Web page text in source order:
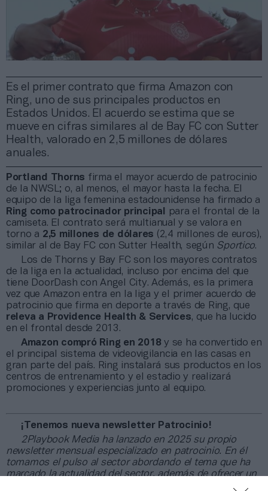
Es el primer contrato que firma Amazon con
Ring, uno de sus principales productos en
Estados Unidos. El acuerdo se estima que se
mueve en cifras similares al de Bay FC con Sutter
Health, valorado en 2,5 millones de dólares
anuales.
Portland Thorns firma el mayor acuerdo de patrocinio
de la NWSL; o, al menos, el mayor hasta la fecha. El
equipo de la liga femenina estadounidense ha firmado a
Ring como patrocinador principal
para el frontal de la
camiseta. El contrato será multianual y se valora en
torno a 2,5 millones de dólares (2,4 millones de euros),
similar al de Bay FC con Sutter Health, según Sportico.
Los de Thorns y Bay FC son los mayores contratos
de la liga en la actualidad, incluso por encima del que
tiene DoorDash con Angel City. Además, es la primera
vez que Amazon entra en la liga y el primer acuerdo de
patrocinio que firma en deporte a través de Ring, que
releva a Providence Health & Services, que ha lucido
en el frontal desde 2013.
Amazon compró Ring en 2018 y se ha convertido en
el principal sistema de videovigilancia en las casas en
gran parte del país. Ring instalará sus productos en los
centros de entrenamiento y el estadio y realizará
promociones y experiencias junto al equipo.
¡Tenemos nueva newsletter Patrocinio!
2Playbook Media ha lanzado en 2025 su propio
newsletter mensual especializado en patrocinio. En él
tomamos el pulso al sector abordando el tema que ha
marcado la actualidad del sector, además de ofrecer un